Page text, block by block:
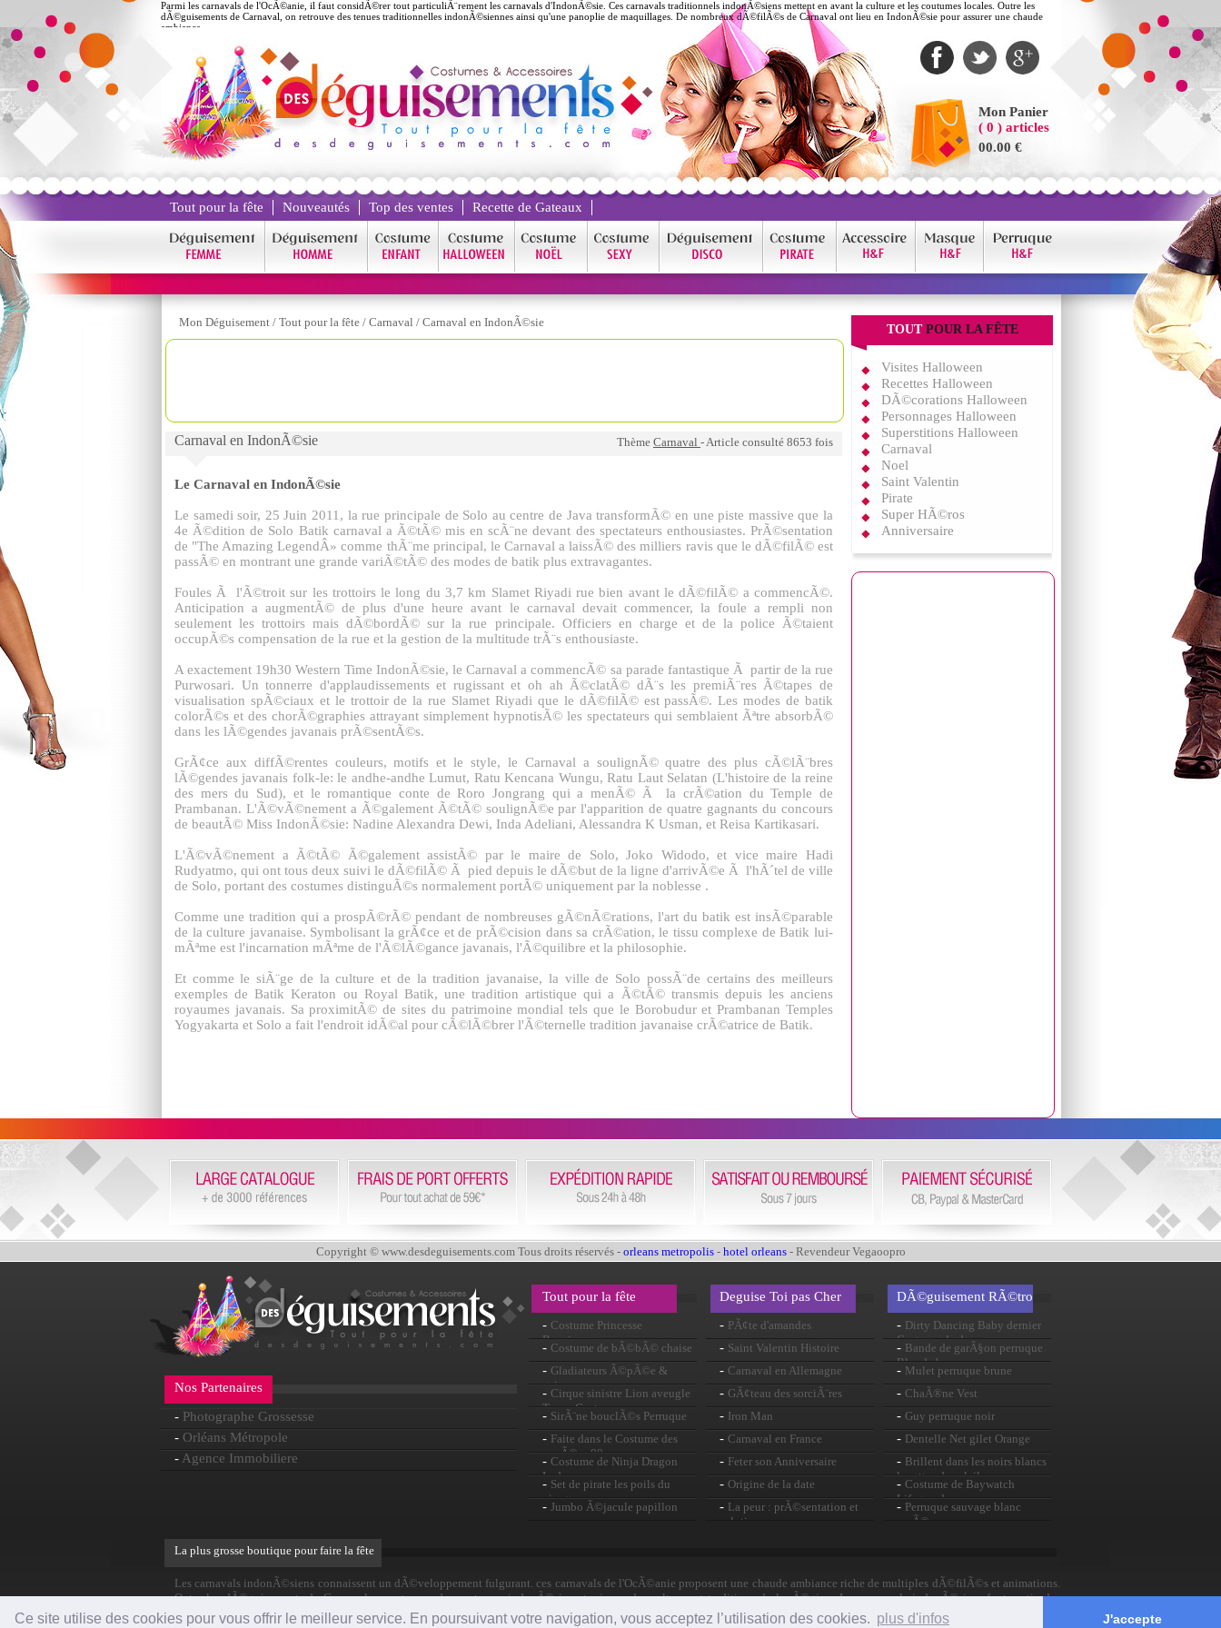
Ce site utilise des cookies pour vous offrir le meilleur service. En poursuivant votre navigation, vous acceptez l’utilisation des cookies. plus d'infos J'accepte
Parmi les carnavals de l'OcÃ©anie, il faut considÃ©rer tout particuliÃ¨rement les carnavals d'IndonÃ©sie. Ces carnavals traditionnels indonÃ©siens mettent en avant la culture et les coutumes locales. Outre les
dÃ©guisements de Carnaval, on retrouve des tenues traditionnelles indonÃ©siennes ainsi qu'une panoplie de maquillages. De nombreux dÃ©filÃ©s de Carnaval ont lieu en IndonÃ©sie pour assurer une chaude
ambiance.
Mon Panier
( 0 ) articles
00.00 €
Tout pour la fête Nouveautés Top des ventes Recette de Gateaux
Mon Déguisement / Tout pour la fête / Carnaval / Carnaval en IndonÃ©sie
Carnaval en IndonÃ©sie Thème Carnaval - Article consulté 8653 fois
Le Carnaval en IndonÃ©sie
Le samedi soir, 25 Juin 2011, la rue principale de Solo au centre de Java transformÃ© en une piste massive que la
4e Ã©dition de Solo Batik carnaval a Ã©tÃ© mis en scÃ¨ne devant des spectateurs enthousiastes. PrÃ©sentation
de "The Amazing LegendÂ» comme thÃ¨me principal, le Carnaval a laissÃ© des milliers ravis que le dÃ©filÃ© est
passÃ© en montrant une grande variÃ©tÃ© des modes de batik plus extravagantes.
Foules Ã l'Ã©troit sur les trottoirs le long du 3,7 km Slamet Riyadi rue bien avant le dÃ©filÃ© a commencÃ©.
Anticipation a augmentÃ© de plus d'une heure avant le carnaval devait commencer, la foule a rempli non
seulement les trottoirs mais dÃ©bordÃ© sur la rue principale. Officiers en charge et de la police Ã©taient
occupÃ©s compensation de la rue et la gestion de la multitude trÃ¨s enthousiaste.
A exactement 19h30 Western Time IndonÃ©sie, le Carnaval a commencÃ© sa parade fantastique Ã partir de la rue
Purwosari. Un tonnerre d'applaudissements et rugissant et oh ah Ã©clatÃ© dÃ¨s les premiÃ¨res Ã©tapes de
visualisation spÃ©ciaux et le trottoir de la rue Slamet Riyadi que le dÃ©filÃ© est passÃ©. Les modes de batik
colorÃ©s et des chorÃ©graphies attrayant simplement hypnotisÃ© les spectateurs qui semblaient Ãªtre absorbÃ©
dans les lÃ©gendes javanais prÃ©sentÃ©s.
GrÃ¢ce aux diffÃ©rentes couleurs, motifs et le style, le Carnaval a soulignÃ© quatre des plus cÃ©lÃ¨bres
lÃ©gendes javanais folk-le: le andhe-andhe Lumut, Ratu Kencana Wungu, Ratu Laut Selatan (L'histoire de la reine
des mers du Sud), et le romantique conte de Roro Jongrang qui a menÃ© Ã la crÃ©ation du Temple de
Prambanan. L'Ã©vÃ©nement a Ã©galement Ã©tÃ© soulignÃ©e par l'apparition de quatre gagnants du concours
de beautÃ© Miss IndonÃ©sie: Nadine Alexandra Dewi, Inda Adeliani, Alessandra K Usman, et Reisa Kartikasari.
L'Ã©vÃ©nement a Ã©tÃ© Ã©galement assistÃ© par le maire de Solo, Joko Widodo, et vice maire Hadi
Rudyatmo, qui ont tous deux suivi le dÃ©filÃ© Ã pied depuis le dÃ©but de la ligne d'arrivÃ©e Ã l'hÃ´tel de ville
de Solo, portant des costumes distinguÃ©s normalement portÃ© uniquement par la noblesse .
Comme une tradition qui a prospÃ©rÃ© pendant de nombreuses gÃ©nÃ©rations, l'art du batik est insÃ©parable
de la culture javanaise. Symbolisant la grÃ¢ce et de prÃ©cision dans sa crÃ©ation, le tissu complexe de Batik lui-
mÃªme est l'incarnation mÃªme de l'Ã©lÃ©gance javanais, l'Ã©quilibre et la philosophie.
Et comme le siÃ¨ge de la culture et de la tradition javanaise, la ville de Solo possÃ¨de certains des meilleurs
exemples de Batik Keraton ou Royal Batik, une tradition artistique qui a Ã©tÃ© transmis depuis les anciens
royaumes javanais. Sa proximitÃ© de sites du patrimoine mondial tels que le Borobudur et Prambanan Temples
Yogyakarta et Solo a fait l'endroit idÃ©al pour cÃ©lÃ©brer l'Ã©ternelle tradition javanaise crÃ©atrice de Batik.
TOUT POUR LA FÊTE
Visites Halloween
Recettes Halloween
DÃ©corations Halloween
Personnages Halloween
Superstitions Halloween
Carnaval
Noel
Saint Valentin
Pirate
Super HÃ©ros
Anniversaire
Copyright © www.desdeguisements.com Tous droits réservés - orleans metropolis- hotel orleans- Revendeur Vegaoopro
Nos Partenaires
- Photographe Grossesse
- Orléans Métropole
- Agence Immobiliere
Tout pour la fête
- Costume Princesse
Renaissance
- Costume de bÃ©bÃ© chaise
- Gladiateurs Ã©pÃ©e &
gaine
- Cirque sinistre Lion aveugle
Tamer Costume
- SirÃ¨ne bouclÃ©s Perruque
rose
- Faite dans le Costume des
annÃ©es 80
- Costume de Ninja Dragon
Lady
- Set de pirate les poils du
visage
- Jumbo Ã©jacule papillon
Deguise Toi pas Cher
- PÃ¢te d'amandes
- Saint Valentin Histoire
- Carnaval en Allemagne
- GÃ¢teau des sorciÃ¨res
- Iron Man
- Carnaval en France
- Feter son Anniversaire
- Origine de la date
- La peur : prÃ©sentation et
solutions
DÃ©guisement RÃ©tro
- Dirty Dancing Baby dernier
Costume de danse
- Bande de garÃ§on perruque
Blonde brune
- Mulet perruque brune
- ChaÃ®ne Vest
- Guy perruque noir
- Dentelle Net gilet Orange
- Brillent dans les noirs blancs
lunettes de soleil
- Costume de Baywatch
Lifeguard
- Perruque sauvage blanc
rayÃ©
La plus grosse boutique pour faire la fête
Les carnavals indonÃ©siens connaissent un dÃ©veloppement fulgurant. ces carnavals de l'OcÃ©anie proposent une chaude ambiance riche de multiples dÃ©filÃ©s et animations.
Outre les dÃ©guisements de Carnaval, on retrouve des costumes indonÃ©siens typiques des cultures et traditions de la rÃ©gion. Les carnavals indonÃ©siens font partie des
carnavals du monde incontournables.